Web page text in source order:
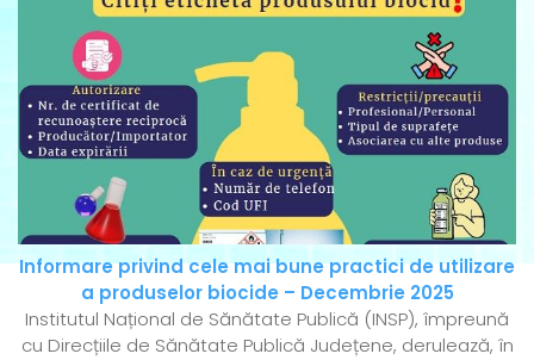
Informare privind cele mai bune practici de utilizare
a produselor biocide – Decembrie 2025
Institutul Național de Sănătate Publică (INSP), împreună
cu Direcțiile de Sănătate Publică Județene, derulează, în